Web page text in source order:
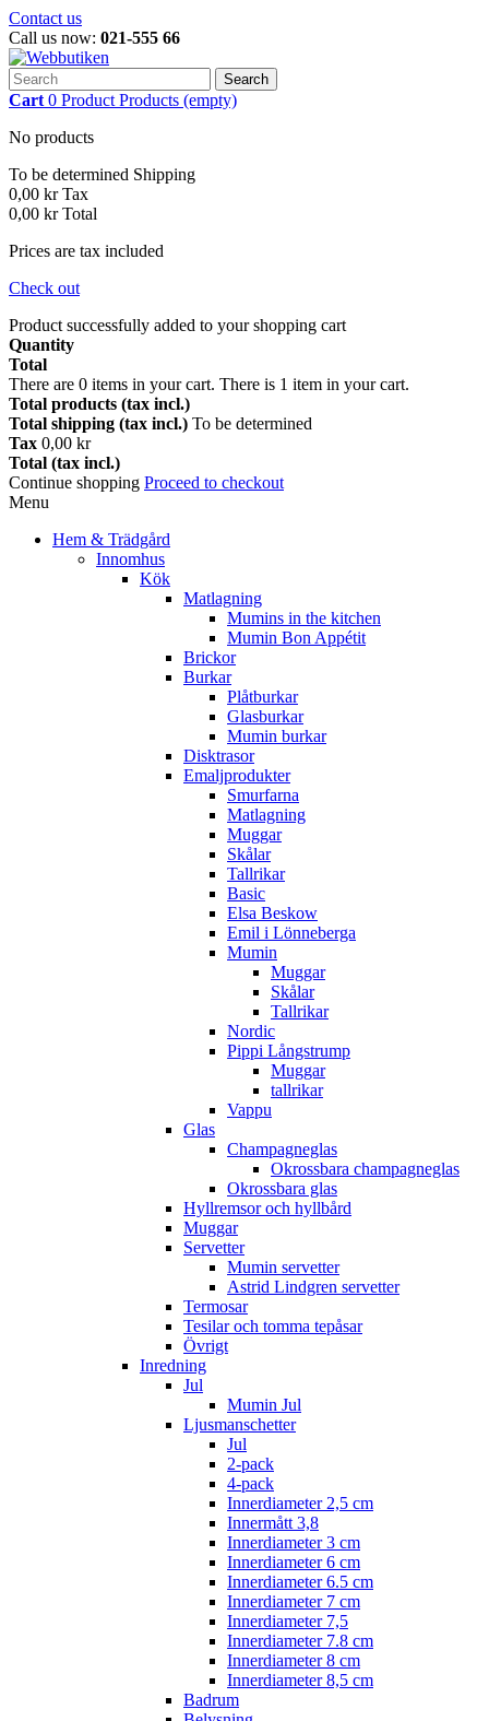
Contact us
Call us now: 021-555 66
Search
Cart 0 Product Products (empty)
No products
To be determined Shipping
0,00 kr Tax
0,00 kr Total
Prices are tax included
Check out
Product successfully added to your shopping cart
Quantity
Total
There are 0 items in your cart. There is 1 item in your cart.
Total products (tax incl.)
Total shipping (tax incl.) To be determined
Tax 0,00 kr
Total (tax incl.)
Continue shopping Proceed to checkout
Menu
Hem & Trädgård
Innomhus
Kök
Matlagning
Mumins in the kitchen
Mumin Bon Appétit
Brickor
Burkar
Plåtburkar
Glasburkar
Mumin burkar
Disktrasor
Emaljprodukter
Smurfarna
Matlagning
Muggar
Skålar
Tallrikar
Basic
Elsa Beskow
Emil i Lönneberga
Mumin
Muggar
Skålar
Tallrikar
Nordic
Pippi Långstrump
Muggar
tallrikar
Vappu
Glas
Champagneglas
Okrossbara champagneglas
Okrossbara glas
Hyllremsor och hyllbård
Muggar
Servetter
Mumin servetter
Astrid Lindgren servetter
Termosar
Tesilar och tomma tepåsar
Övrigt
Inredning
Jul
Mumin Jul
Ljusmanschetter
Jul
2-pack
4-pack
Innerdiameter 2,5 cm
Innermått 3,8
Innerdiameter 3 cm
Innerdiameter 6 cm
Innerdiameter 6.5 cm
Innerdiameter 7 cm
Innerdiameter 7,5
Innerdiameter 7.8 cm
Innerdiameter 8 cm
Innerdiameter 8,5 cm
Badrum